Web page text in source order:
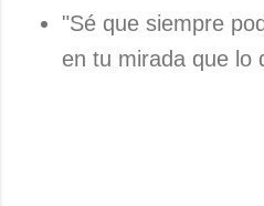
"Sé que siempre
en tu mirada que lo